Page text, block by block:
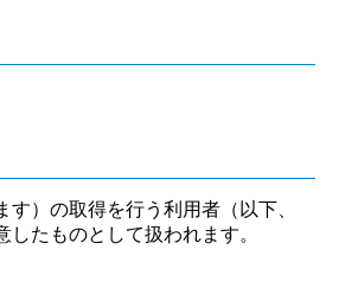
）の取得を行う利用者（以下、
たものとして扱われます。